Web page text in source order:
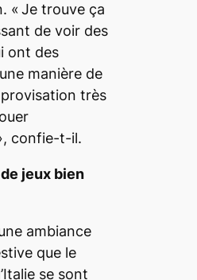
« Je trouve ça
de voir des
ont des
manière de
très
, confie-t-il.
jeux bien
ambiance
que le
se sont